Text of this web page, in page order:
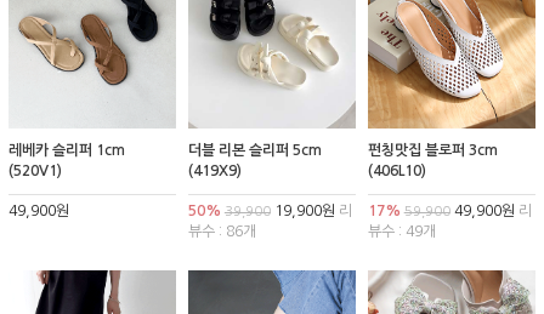
레베카 슬리퍼 1cm
(520V1)
49,900원
더블 리본 슬리퍼 5cm
(419X9)
50% 39,90019,900원 리
뷰수 : 86개
펀칭맛집 블로퍼 3cm
(406L10)
17% 59,90049,900원 리
뷰수 : 49개